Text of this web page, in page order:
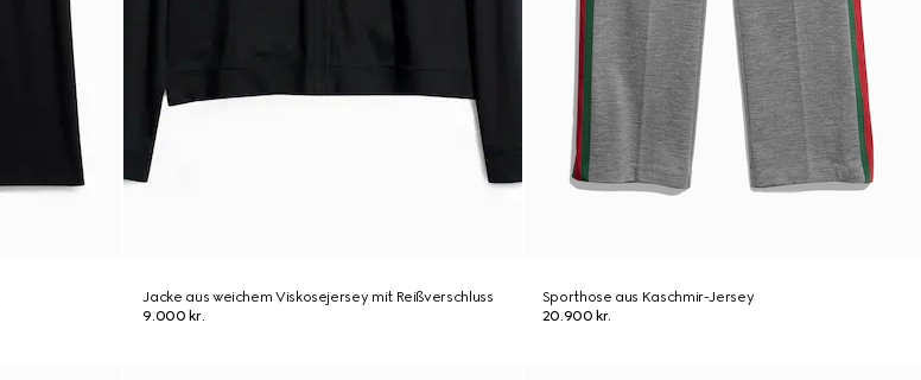
Jacke aus weichem Viskosejersey mit Reißverschluss
9.000 kr.
Sporthose aus Kaschmir-Jersey
20.900 kr.